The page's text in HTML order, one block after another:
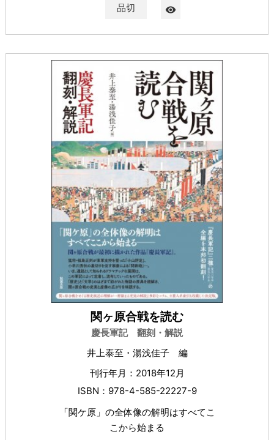
品切 visibility
関ヶ原合戦を読む
慶長軍記 翻刻・解説
井上泰至・湯浅佳子 編
刊行年月：2018年12月
ISBN：978-4-585-22227-9
「関ケ原」の全体像の解明はすべてこ
こから始まる